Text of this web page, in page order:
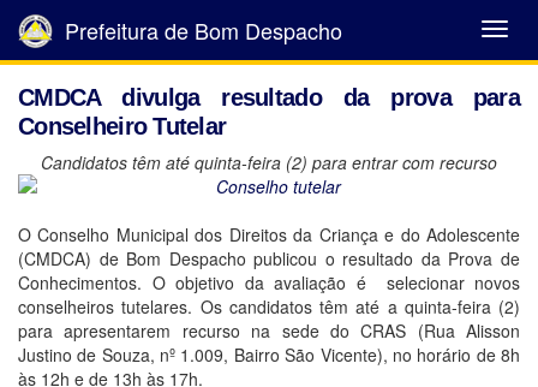
Abrir
Menu
Prefeitura de Bom Despacho
CMDCA divulga resultado da prova para
Conselheiro Tutelar
Candidatos têm até quinta-feira (2) para entrar com recurso
O Conselho Municipal dos Direitos da Criança e do Adolescente
(CMDCA) de Bom Despacho publicou o resultado da Prova de
Conhecimentos. O objetivo da avaliação é selecionar novos
conselheiros tutelares. Os candidatos têm até a quinta-feira (2)
para apresentarem recurso na sede do CRAS (Rua Alisson
Justino de Souza, nº 1.009, Bairro São Vicente), no horário de 8h
às 12h e de 13h às 17h.